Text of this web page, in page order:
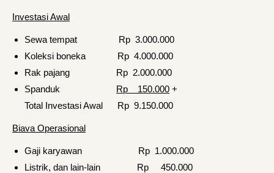
Investasi Awal
Sewa tempat Rp 3.000.000
Koleksi boneka Rp 4.000.000
Rak pajang Rp 2.000.000
Spanduk Rp 150.000 +
Total Investasi Awal Rp 9.150.000
Biava Operasional
Gaji karyawan Rp 1.000.000
Listrik, dan lain-lain Rp 450.000